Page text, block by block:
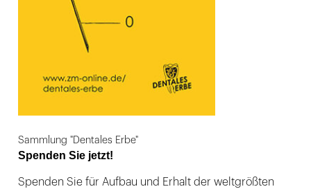
Sammlung "Dentales Erbe"
Spenden Sie jetzt!
Spenden Sie für Aufbau und Erhalt der weltgrößten